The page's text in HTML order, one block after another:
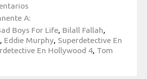
A:
Boys For Life, Bilall Fallah,
, Eddie Murphy, Superdetective En
En Hollywood 4, Tom